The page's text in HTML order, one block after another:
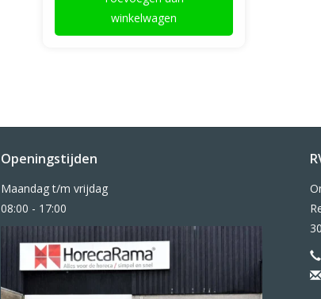
winkelwagen
Openingstijden
Maandag t/m vrijdag
08:00 - 17:00